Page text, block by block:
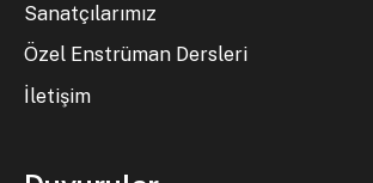
Sanatçılarımız
Özel Enstrüman Dersleri
İletişim